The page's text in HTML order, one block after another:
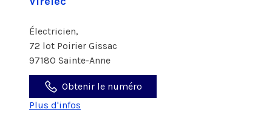
Électricien,
72 lot Poirier Gissac
97180 Sainte-Anne
Obtenir le numéro
Plus d'infos